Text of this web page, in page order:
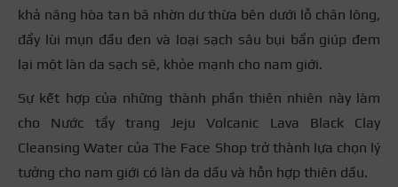
khả năng hòa tan bã nhờn dư thừa bên dưới lỗ chân lông,
đẩy lùi mụn đầu đen và loại sạch sâu bụi bẩn giúp đem
lại một làn da sạch sẽ, khỏe mạnh cho nam giới.
Sự kết hợp của những thành phần thiên nhiên này làm
cho Nước tẩy trang Jeju Volcanic Lava Black Clay
Cleansing Water của The Face Shop trở thành lựa chọn lý
tưởng cho nam giới có làn da dầu và hỗn hợp thiên dầu.